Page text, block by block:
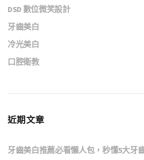
DSD 數位微笑設計
牙齒美白
冷光美白
口腔衛教
近期文章
牙齒美白推薦必看懶人包，秒懂5大牙